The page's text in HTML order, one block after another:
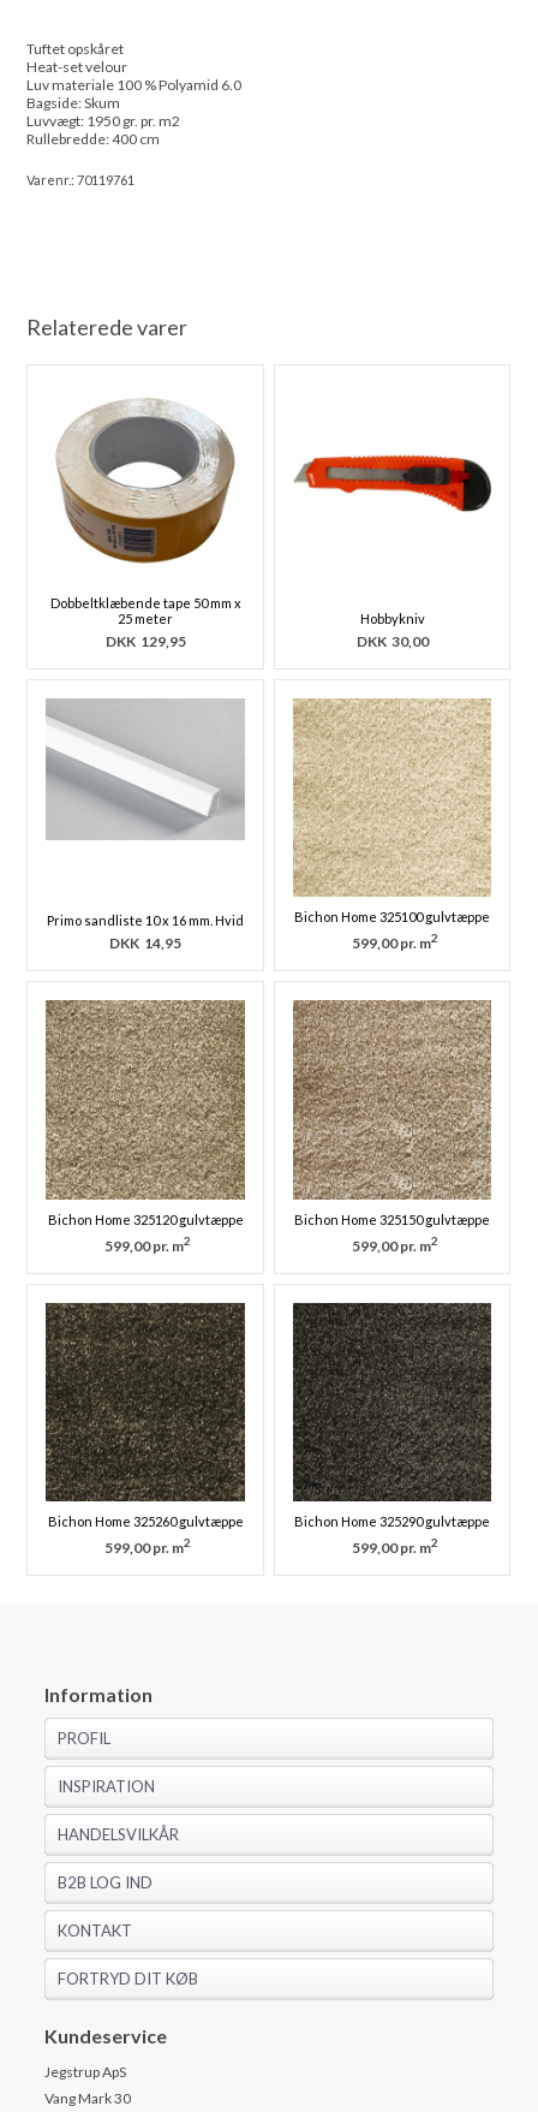
Tuftet opskåret
Heat-set velour
Luv materiale 100 % Polyamid 6.0
Bagside: Skum
Luvvægt: 1950 gr. pr. m2
Rullebredde: 400 cm
Varenr.:70119761
Relaterede varer
Dobbeltklæbende tape 50 mm x
25 meter
DKK 129,95
Hobbykniv
DKK 30,00
Primo sandliste 10 x 16 mm. Hvid
DKK 14,95
Bichon Home 325100 gulvtæppe
599,00 pr. m2
Bichon Home 325120 gulvtæppe
599,00 pr. m2
Bichon Home 325150 gulvtæppe
599,00 pr. m2
Bichon Home 325260 gulvtæppe
599,00 pr. m2
Bichon Home 325290 gulvtæppe
599,00 pr. m2
Information
PROFIL
INSPIRATION
HANDELSVILKÅR
B2B LOG IND
KONTAKT
FORTRYD DIT KØB
Kundeservice
Jegstrup ApS
Vang Mark 30